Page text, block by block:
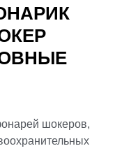
шокеров,